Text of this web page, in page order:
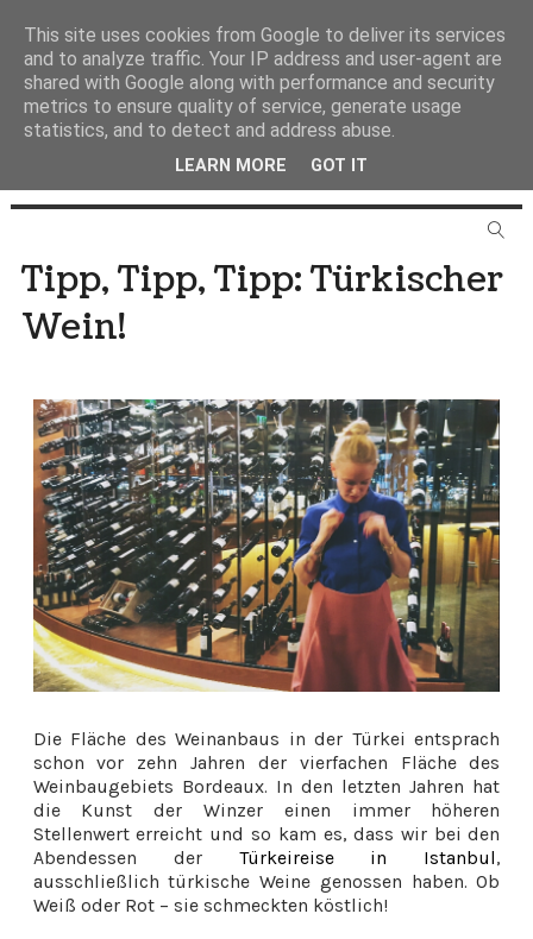
Tipp, Tipp, Tipp: Türkischer
Wein!
Die Fläche des Weinanbaus in der Türkei entsprach
schon vor zehn Jahren der vierfachen Fläche des
Weinbaugebiets Bordeaux. In den letzten Jahren hat
die Kunst der Winzer einen immer höheren
Stellenwert erreicht und so kam es, dass wir bei den
Abendessen der Türkeireise in Istanbul,
ausschließlich türkische Weine genossen haben. Ob
Weiß oder Rot – sie schmeckten köstlich!
This site uses cookies from Google to deliver its services
and to analyze traffic. Your IP address and user-agent are
shared with Google along with performance and security
metrics to ensure quality of service, generate usage
statistics, and to detect and address abuse.
LEARN MORE GOT IT